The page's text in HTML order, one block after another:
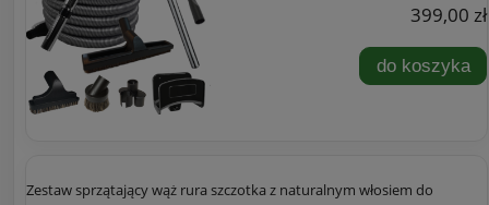
399,00 zł
do koszyka
Zestaw sprzątający wąż rura szczotka z naturalnym włosiem do